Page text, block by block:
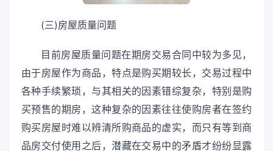
(三)房屋质量问题
目前房屋质量问题在期房交易合同中较为多见，
由于房屋作为商品，特点是购买期较长，交易过程中
各种手续繁琐，与其相关的因素错综复杂，特别是购
买预售的期房，这种复杂的因素往往使购房者在签约
购买房屋时难以辨清所购商品的虚实，而只有等到商
品房交付使用之后，潜藏在交易中的矛盾才纷纷显露